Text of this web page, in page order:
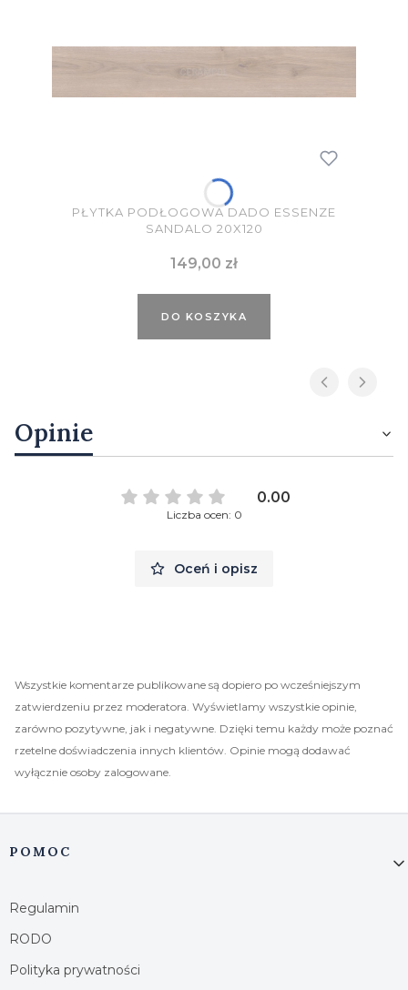
PŁYTKA PODŁOGOWA DADO ESSENZE
SANDALO 20X120
Cena
149,00 zł
DO KOSZYKA
Opinie
0.00
Liczba ocen: 0
Oceń i opisz
Wszystkie komentarze publikowane są dopiero po wcześniejszym
zatwierdzeniu przez moderatora. Wyświetlamy wszystkie opinie,
zarówno pozytywne, jak i negatywne. Dzięki temu każdy może poznać
rzetelne doświadczenia innych klientów. Opinie mogą dodawać
wyłącznie osoby zalogowane.
Linki w stopce
POMOC
Regulamin
RODO
Polityka prywatności